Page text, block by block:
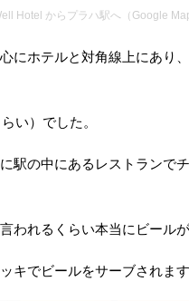
Hotel からプラハ駅へ（Google
にホテルと対角線上にあり
い）でした。
駅の中にあるレストランで
われるくらい本当にビール
キでビールをサーブされます